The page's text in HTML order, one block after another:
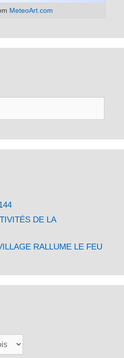
MeteoArt.com
DE LA
RALLUME LE FEU